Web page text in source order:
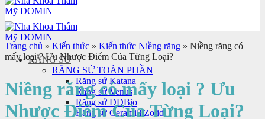
RĂNG SỨ
RĂNG SỨ TOÀN PHẦN
Răng sứ Katana
Răng sứ Venus
Răng sứ DDBio
Răng sứ Ceramill Zolid
Trang chủ » Kiến thức » Kiến thức Niềng răng » Niềng răng có
mấy loại ? Ưu Nhược Điểm Của Từng Loại?
Niềng răng có mấy loại ? Ưu
Nhược Điểm Của Từng Loại?